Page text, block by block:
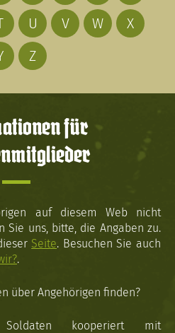
U V W
X
Z
für
auf diesem Web nicht
Sie uns, bitte, die Angaben zu.
Seite. Besuchen Sie auch
.
über Angehörigen finden?
kooperiert mit